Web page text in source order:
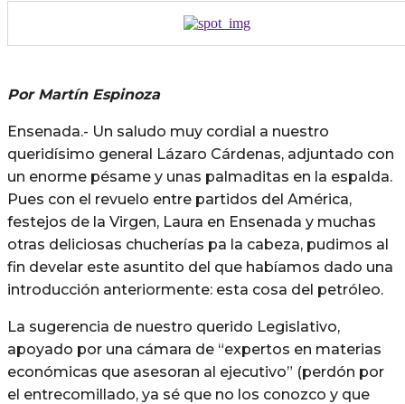
Por Martín Espinoza
Ensenada.- Un saludo muy cordial a nuestro
queridísimo general Lázaro Cárdenas, adjuntado con
un enorme pésame y unas palmaditas en la espalda.
Pues con el revuelo entre partidos del América,
festejos de la Virgen, Laura en Ensenada y muchas
otras deliciosas chucherías pa la cabeza, pudimos al
fin develar este asuntito del que habíamos dado una
introducción anteriormente: esta cosa del petróleo.
La sugerencia de nuestro querido Legislativo,
apoyado por una cámara de “expertos en materias
económicas que asesoran al ejecutivo” (perdón por
el entrecomillado, ya sé que no los conozco y que